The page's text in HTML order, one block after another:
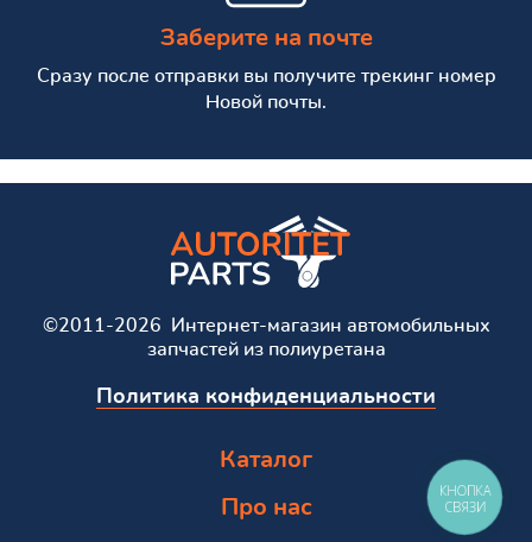
Заберите на почте
Сразу после отправки вы получите трекинг номер
Новой почты.
©2011-2026 Интернет-магазин автомобильных
запчастей из полиуретана
Политика конфиденциальности
Каталог
Про нас
КНОПКА
СВЯЗИ